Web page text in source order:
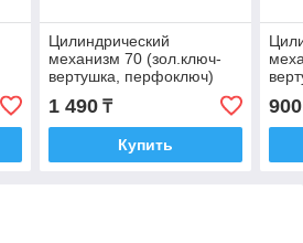
Цилиндрический
механизм 70 (зол.ключ-
вертушка, перфоключ)
1 490₸
Купить
900